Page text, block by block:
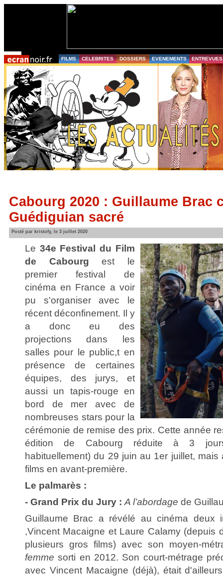
FILMS CELEBRITES DOSSIERS EVENEMENTS ENTREVUES
Cabourg 2020 : Guillaume Brac
Guédiguian sacré
Posté par kristofy, le 3 juillet 2020
Le 34e Festival du Film
de Cabourgest le
premier festival de
cinéma en France a voir
pu s'organiser avec le
récent déconfinement. Il y
a donc eu des
projections dans les
salles pour le public,t en
présence de certaines
équipes, des jurys, et
aussi un tapis-rouge en
bord de mer avec de
nombreuses stars pour la
cérémonie de remise des prix. Cette année
édition de Cabourg réduite à 3
habituellement) du 29 juin au 1er juillet,
films en avant-première.
Le palmarès :
- Grand Prix du Jury : A l’abordage de
Guillaume Brac a révélé au cinéma deux
,Vincent Macaigne et Laure Calamy (depuis
plusieurs gros films) avec son moyen-
femmesorti en 2012. Son court-métrage
avec Vincent Macaigne (déjà), était